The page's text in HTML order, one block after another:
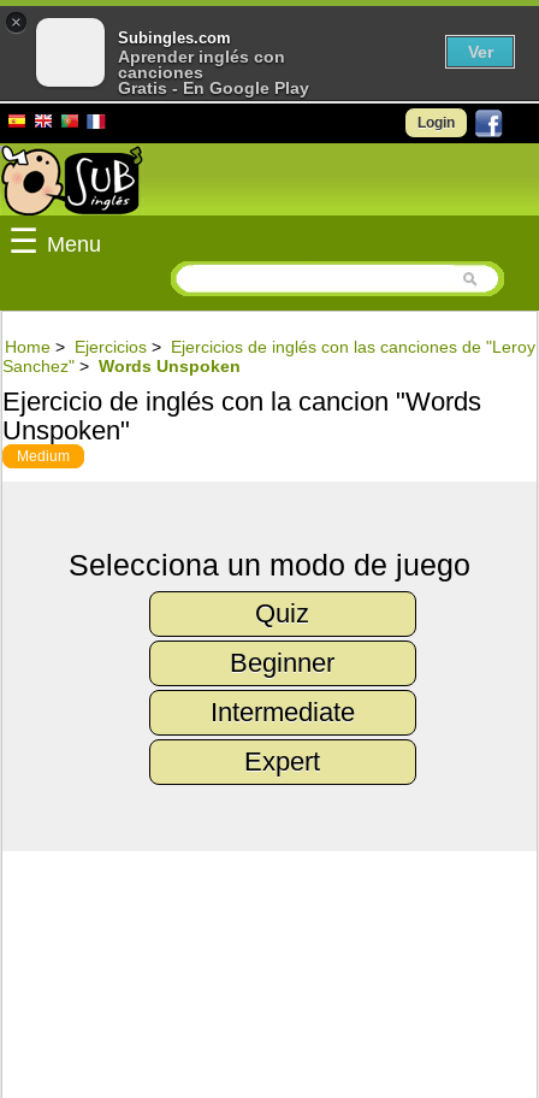
Login
☰ Menu
Home > Ejercicios > Ejercicios de inglés con las canciones de "Leroy
Sanchez" > Words Unspoken
Ejercicio de inglés con la cancion "Words
Unspoken"
Medium
Selecciona un modo de juego
Quiz
Beginner
Intermediate
Expert
×
Subingles.com
Aprender inglés con
canciones
Gratis - En Google Play
Ver